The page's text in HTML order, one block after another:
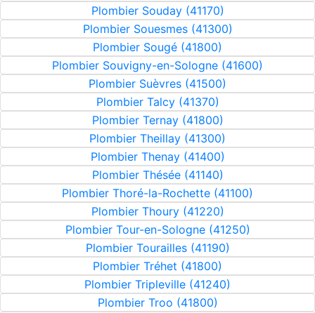
Plombier Souday (41170)
Plombier Souesmes (41300)
Plombier Sougé (41800)
Plombier Souvigny-en-Sologne (41600)
Plombier Suèvres (41500)
Plombier Talcy (41370)
Plombier Ternay (41800)
Plombier Theillay (41300)
Plombier Thenay (41400)
Plombier Thésée (41140)
Plombier Thoré-la-Rochette (41100)
Plombier Thoury (41220)
Plombier Tour-en-Sologne (41250)
Plombier Tourailles (41190)
Plombier Tréhet (41800)
Plombier Tripleville (41240)
Plombier Troo (41800)